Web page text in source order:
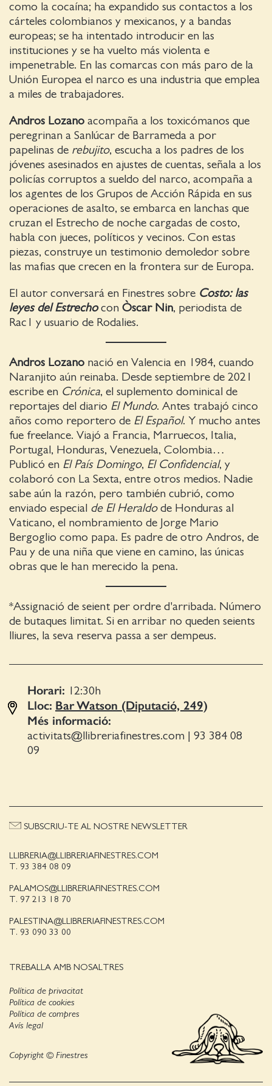
como la cocaína; ha expandido sus contactos a los
cárteles colombianos y mexicanos, y a bandas
europeas; se ha intentado introducir en las
instituciones y se ha vuelto más violenta e
impenetrable. En las comarcas con más paro de la
Unión Europea el narco es una industria que emplea
a miles de trabajadores.
Andros Lozano acompaña a los toxicómanos que
peregrinan a Sanlúcar de Barrameda a por
papelinas de rebujito, escucha a los padres de los
jóvenes asesinados en ajustes de cuentas, señala a los
policías corruptos a sueldo del narco, acompaña a
los agentes de los Grupos de Acción Rápida en sus
operaciones de asalto, se embarca en lanchas que
cruzan el Estrecho de noche cargadas de costo,
habla con jueces, políticos y vecinos. Con estas
piezas, construye un testimonio demoledor sobre
las mafias que crecen en la frontera sur de Europa.
El autor conversará en Finestres sobre Costo: las
leyes del Estrechocon Òscar Nin, periodista de
Rac1 y usuario de Rodalies.
Andros Lozano nació en Valencia en 1984, cuando
Naranjito aún reinaba. Desde septiembre de 2021
escribe en Crónica, el suplemento dominical de
reportajes del diario El Mundo. Antes trabajó cinco
años como reportero de El Español. Y mucho antes
fue freelance. Viajó a Francia, Marruecos, Italia,
Portugal, Honduras, Venezuela, Colombia…
Publicó en El País Domingo, El Confidencial, y
colaboró con La Sexta, entre otros medios. Nadie
sabe aún la razón, pero también cubrió, como
enviado especial de El Heraldo de Honduras al
Vaticano, el nombramiento de Jorge Mario
Bergoglio como papa. Es padre de otro Andros, de
Pau y de una niña que viene en camino, las únicas
obras que le han merecido la pena.
*Assignació de seient per ordre d'arribada. Número
de butaques limitat. Si en arribar no queden seients
lliures, la seva reserva passa a ser dempeus.
Horari: 12:30 h
Lloc: Bar Watson (Diputació, 249)
Més informació:
activitats@llibreriafinestres.com
93 384 08
09
LLIBRERIA@LLIBRERIAFINESTRES.COM
T. 93 384 08 09
PALAMOS@LLIBRERIAFINESTRES.COM
T. 97 213 18 70
PALESTINA@LLIBRERIAFINESTRES.COM
T. 93 090 33 00
TREBALLA AMB NOSALTRES
SUBSCRIU-TE AL NOSTRE NEWSLETTER
Política de privacitat
Política de cookies
Avís legal
Política de compres
Copyright © Finestres